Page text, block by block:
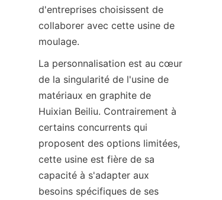
d'entreprises choisissent de
collaborer avec cette usine de
moulage.
La personnalisation est au cœur
de la singularité de l'usine de
matériaux en graphite de
Huixian Beiliu. Contrairement à
certains concurrents qui
proposent des options limitées,
cette usine est fière de sa
capacité à s'adapter aux
besoins spécifiques de ses